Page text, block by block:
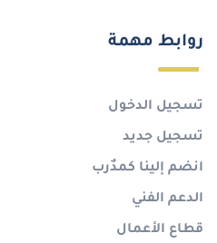
روابط مهمة
تسجيل الدخول
تسجيل جديد
انضم إلينا كمدٌرب
الدعم الفني
قطاع الأعمال